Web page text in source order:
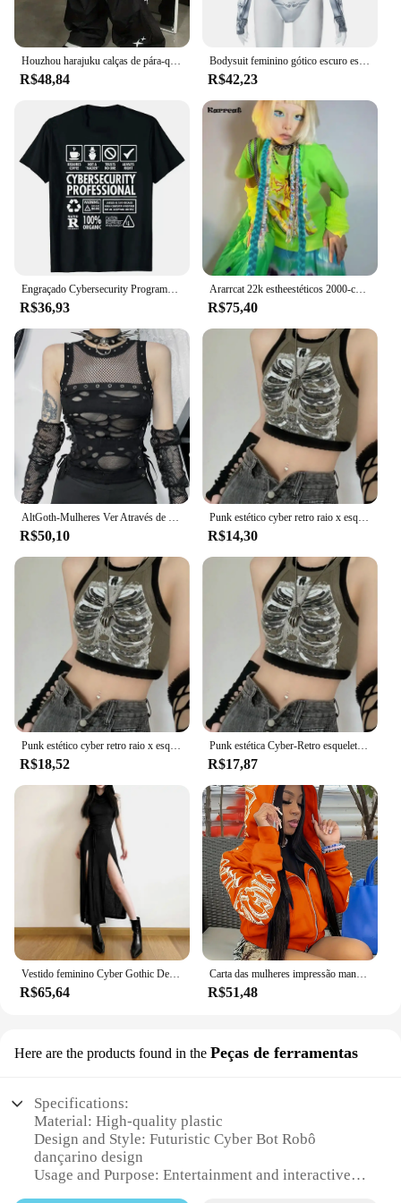
Houzhou harajuku calças de pára-quedas mulheres oversized cyber y2k hip hop perna larga carga calças baggy preto corredores coreano streetwear
R$48,84
Bodysuit feminino gótico escuro estampado, camisetas de manga comprida, streetwear grunge, bodysuits na moda Y2K, cyber, punk, bodycon
R$42,23
Engraçado Cybersecurity Programmer T-shirt para Mulheres, Você clicou no link, Hacker Segurança, Cyber Hack, Presentes de aniversário, 70324
R$36,93
Ararrcat 22k estheestéticos 2000-camisa 2000s araarajuku--meninas shirt hort shirt leeve shirt camisa etal etal yyber ic hic ops ops unk unk tytyle all todos looth lolt lolothes
R$75,40
AltGoth-Mulheres Ver Através de Colheita Tank Tops, Sexy O-pescoço Patchwork, Harajuku Streetwear Gótico Vintage, Cyber Y2K Buraco Colete
R$50,10
Punk estético cyber retro raio x esqueleto impressão costela sem mangas colete armygreen colheita topo roupas de grife feminino verão emo
R$14,30
Punk estético cyber retro raio x esqueleto impressão costela sem mangas colete armygreen colheita topo roupas de grife feminino 2023 verão emo
R$18,52
Punk estética Cyber-Retro esqueleto de raio-X feminino costela colete sem mangas, top crop ArmyGreen, roupas de grife, colete verão, 2024
R$17,87
Vestido feminino Cyber Gothic Desert Walker com capuz, Y2K Punk Grunge, Vestido Midi oco, Sexy Split Side, Streetwear sólido, Goth escuro
R$65,64
Carta das mulheres impressão manga longa zip up hoodies, moletom punk gótico, Cyber Y2K roupas
R$51,48
Here are the products found in the Peças de ferramentas
Specifications:
Material: High-quality plastic
Design and Style: Futuristic Cyber Bot Robô
dançarino design
Usage and Purpose: Entertainment and interactive